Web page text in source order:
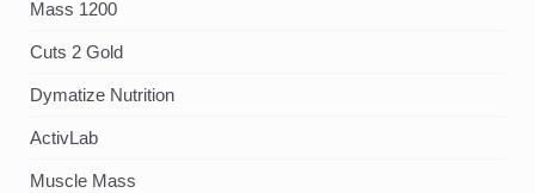
Mass 1200
Cuts 2 Gold
Dymatize Nutrition
ActivLab
Muscle Mass